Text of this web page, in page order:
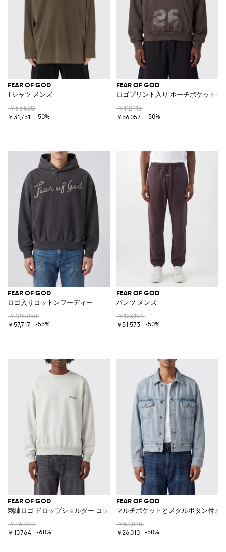
FEAR OF GOD
Tシャツ メンズ
￥63,500
￥31,751
-50%
FEAR OF GOD
ロゴプリント入り ポーチポケット付
￥112,115
￥56,057
-50%
FEAR OF GOD
ロゴ入りコットンフーディー
￥128,258
￥57,717
-55%
FEAR OF GOD
パンツ メンズ
￥103,144
￥51,573
-50%
FEAR OF GOD
刺繍ロゴ ドロップショルダー コットンブレンド クルーネックスウェット
￥26,907
￥10,764
-60%
FEAR OF GOD
マルチポケットとメタルボタン付き
￥52,020
￥26,010
-50%